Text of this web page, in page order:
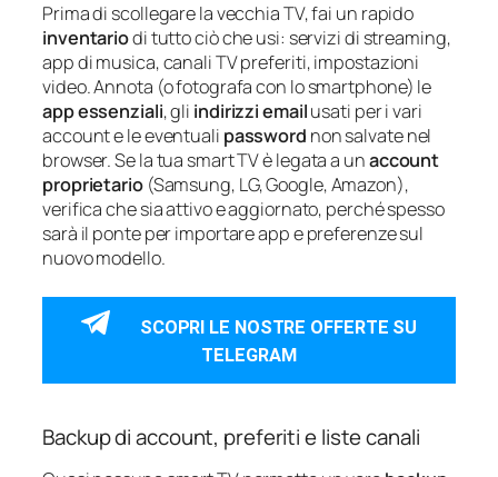
Prima di scollegare la vecchia TV, fai un rapido
inventariodi tutto ciò che usi: servizi di streaming,
app di musica, canali TV preferiti, impostazioni
video. Annota (o fotografa con lo smartphone) le
app essenziali, gli indirizzi emailusati per i vari
account e le eventuali password non salvate nel
browser. Se la tua smart TV è legata a unaccount
proprietario(Samsung, LG, Google, Amazon),
verifica che sia attivo e aggiornato, perché spesso
sarà il ponte per importare app e preferenze sul
nuovo modello.
SCOPRI LE NOSTRE OFFERTE SU
TELEGRAM
Backup di account, preferiti e liste canali